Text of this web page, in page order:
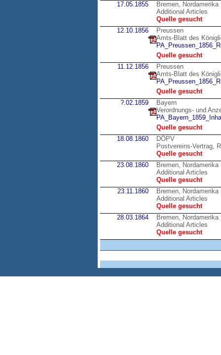
17.05.1855
Bremen, Nordamerika
Additional Articles
Quelle gesucht
12.10.1856
Preussen
Amts-Blatt des
Quelle gesucht
11.12.1856
Preussen
Amts-Blatt des
Quelle gesucht
?.02.1859
Bayern
Verordnungs- und
Quelle gesucht
18.08.1860
DÖPV
Postvereins-Vertrag,
Quelle gesucht
23.08.1860
Bremen, Nordamerika
Additional Articles
Quelle gesucht
23.11.1860
Bremen, Nordamerika
Additional Articles
Quelle gesucht
28.03.1864
Bremen, Nordamerika
Additional Articles
Quelle gesucht